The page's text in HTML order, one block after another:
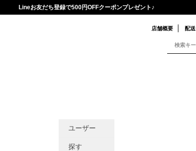
Lineお友だち登録で500円OFFクーポンプレゼント♪
店舗概要 配
ユーザー
探す